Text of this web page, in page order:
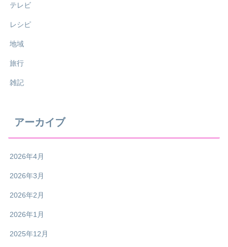
テレビ
レシピ
地域
旅行
雑記
アーカイブ
2026年4月
2026年3月
2026年2月
2026年1月
2025年12月